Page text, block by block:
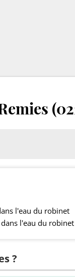
l'eau du robinet
l'eau du robinet
?